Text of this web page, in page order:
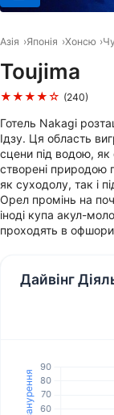
Азія Японія Хонсю
Toujima
★★★★☆ (240)
Готель Nakagi
Ідзу. Ця область
сцени під водою, як
створені природою
як суходолу, так і
Орел промінь на
іноді купа акул-
проходять в
Дайвінг